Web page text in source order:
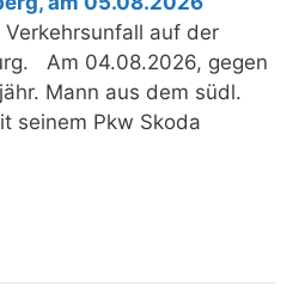
Verkehrsunfall auf der
Am 04.08.2026, gegen
Mann aus dem südl.
seinem Pkw Skoda